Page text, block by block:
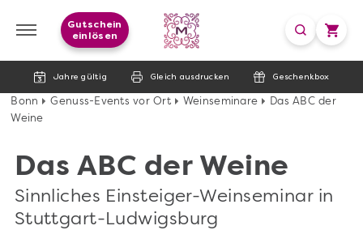
Jahre gültig Gleich ausdrucken Geschenkbox
Gutschein
einlösen
Bonn Genuss-Events vor Ort Weinseminare
Das ABC der
Weine
Das ABC der Weine
Sinnliches Einsteiger-Weinseminar in
Stuttgart-Ludwigsburg